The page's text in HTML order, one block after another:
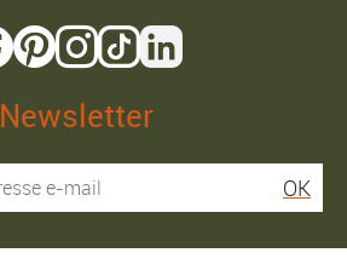
Newsletter
OK